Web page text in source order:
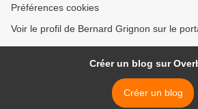
Préférences cookies
Voir le profil de Bernard Grignon sur le
Créer un blog sur
Créer un blog